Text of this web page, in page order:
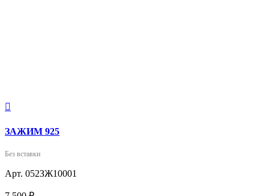

ЗАЖИМ 925
Без вставки
Арт. 052ЗЖ10001